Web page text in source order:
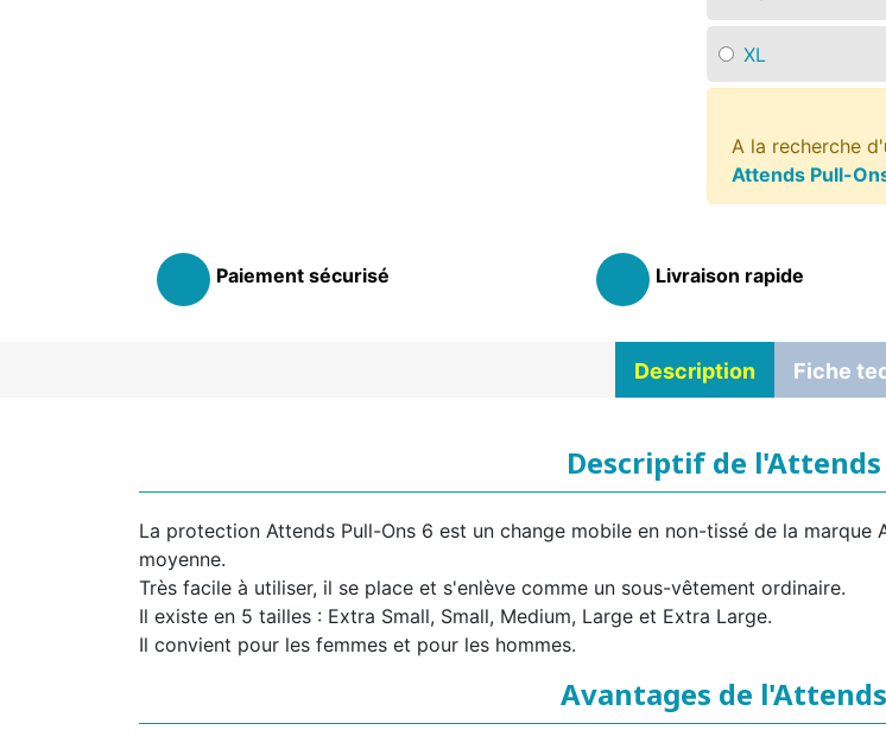
XL
A la recherche d'
Attends Pull-
Paiement sécurisé Livraison rapide
Description Fiche
Descriptif de l'Attends
La protection Attends Pull-Ons 6 est un change mobile en non-tissé de la
moyenne.
Très facile à utiliser, il se place et s'enlève comme un sous-vêtement ordinaire.
Il existe en 5 tailles : Extra Small, Small, Medium, Large et Extra Large.
Il convient pour les femmes et pour les hommes.
Avantages de